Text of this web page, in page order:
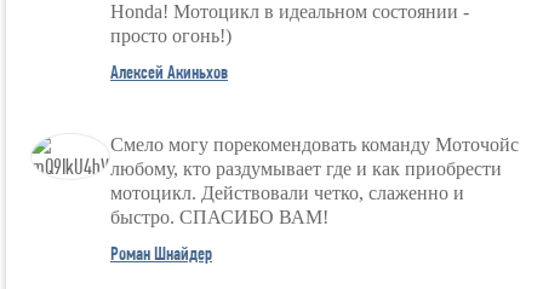
Honda! Мотоцикл в идеальном состоянии -
просто огонь!)
Алексей Акиньхов
Смело могу порекомендовать команду Моточойс
любому, кто раздумывает где и как приобрести
мотоцикл. Действовали четко, слаженно и
быстро. СПАСИБО ВАМ!
Роман Шнайдер